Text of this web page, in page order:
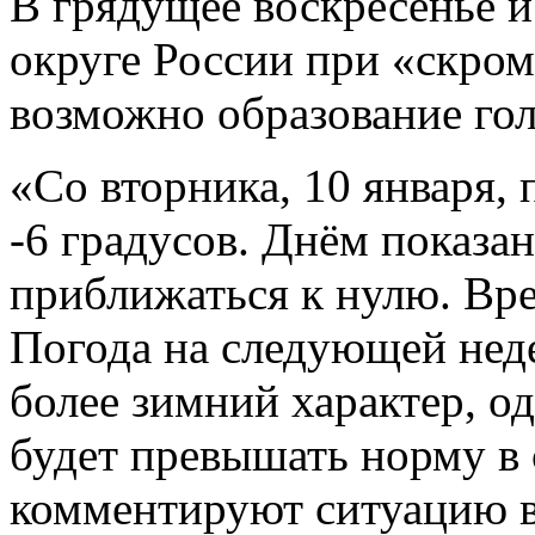
округе России при
возможно образование
«Со вторника, 10
-6 градусов. Днём
приближаться к нулю.
Погода на следующей
более зимний характер,
будет превышать норму в
комментируют ситуацию